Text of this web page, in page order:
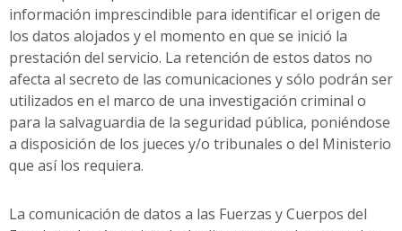
información imprescindible para identificar el origen de
los datos alojados y el momento en que se inició la
prestación del servicio. La retención de estos datos no
afecta al secreto de las comunicaciones y sólo podrán ser
utilizados en el marco de una investigación criminal o
para la salvaguardia de la seguridad pública, poniéndose
a disposición de los jueces y/o tribunales o del Ministerio
que así los requiera.
La comunicación de datos a las Fuerzas y Cuerpos del